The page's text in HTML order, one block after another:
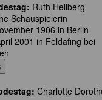
Ruth Hellberg
Schauspielerin
1906 in Berlin
2001 in Feldafing bei
Charlotte